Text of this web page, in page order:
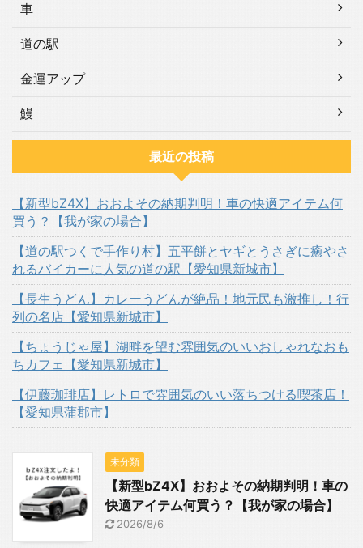
車
道の駅
金運アップ
鰻
最近の投稿
【新型bZ4X】おおよその納期判明！車の快適アイテム何
買う？【我が家の場合】
【道の駅つくで手作り村】五平餅とヤギとうさぎに癒やさ
れるバイカーに人気の道の駅【愛知県新城市】
【長生うどん】カレーうどんが絶品！地元民も激推し！行
列の名店【愛知県新城市】
【ちょうじゃ屋】湖畔を望む雰囲気のいいおしゃれなおも
ちカフェ【愛知県新城市】
【伊藤珈琲店】レトロで雰囲気のいい落ちつける喫茶店！
【愛知県蒲郡市】
未分類
【新型bZ4X】おおよその納期判明！車の
快適アイテム何買う？【我が家の場合】
2026/8/6